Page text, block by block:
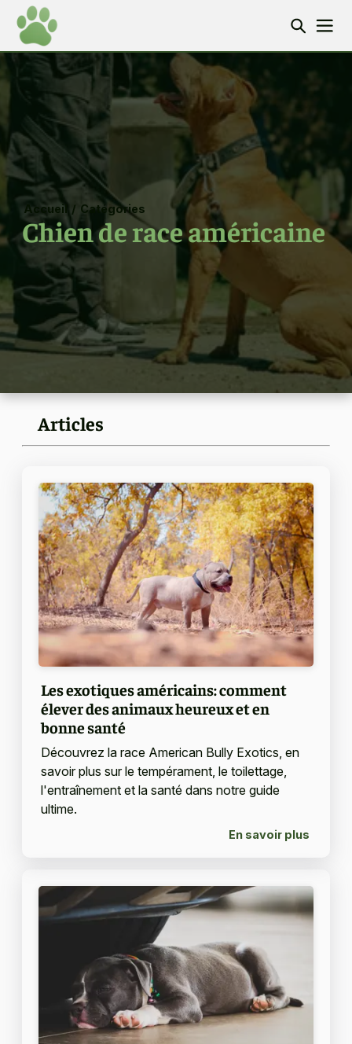
Accueil / Catégories
Chien de race américaine
Articles
Les exotiques américains: comment
élever des animaux heureux et en
bonne santé
Découvrez la race American Bully Exotics, en
savoir plus sur le tempérament, le toilettage,
l'entraînement et la santé dans notre guide
ultime.
En savoir plus